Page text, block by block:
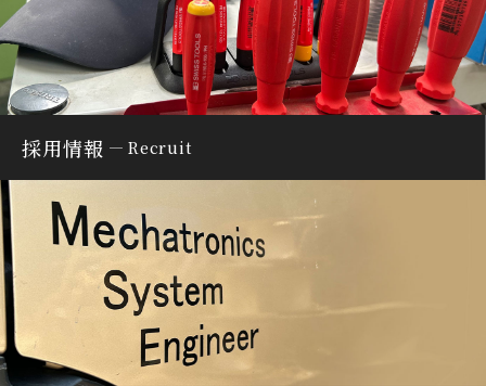
採用情報 Recruit